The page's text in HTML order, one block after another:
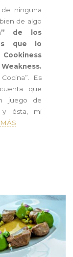
ninguna
de algo
de los
que lo
Cookiness
Es
que
juego de
y ésta, mi